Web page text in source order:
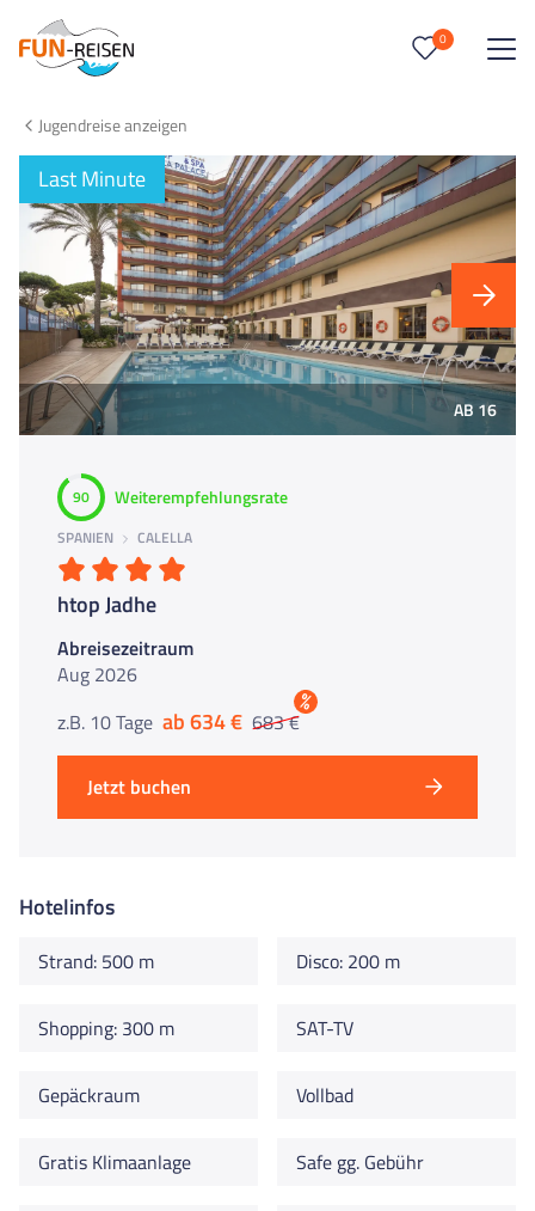
0
Keine Reisen auf der Merkliste
Jugendreise anzeigen
Last Minute
AB 16
90 Weiterempfehlungsrate
SPANIEN CALELLA
htop Jadhe
Abreisezeitraum
Aug 2026
z.B. 10 Tage ab 634 € 683 €
%
Jetzt buchen
Hotelinfos
Strand: 500 m Disco: 200 m
Shopping: 300 m SAT-TV
Gepäckraum Vollbad
Gratis Klimaanlage Safe gg. Gebühr